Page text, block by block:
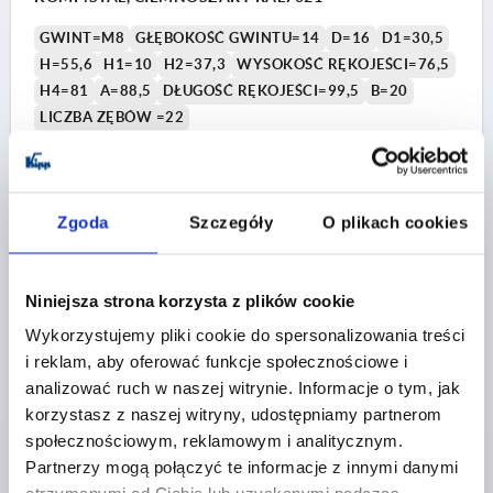
Zgoda Szczegóły O plikach cookies
Niniejsza strona korzysta z plików cookie
Wykorzystujemy pliki cookie do spersonalizowania treści
i reklam, aby oferować funkcje społecznościowe i
analizować ruch w naszej witrynie. Informacje o tym, jak
korzystasz z naszej witryny, udostępniamy partnerom
społecznościowym, reklamowym i analitycznym.
Partnerzy mogą połączyć te informacje z innymi danymi
GWINT=M8 GŁĘBOKOŚĆ GWINTU=14 D=16
D1=30,5
H=55,6
H1=10 H2=37,3
WYSOKOŚĆ RĘKOJEŚCI=76,5
H4=81
A=88,5 DŁUGOŚĆ RĘKOJEŚCI=99,5
B=20
LICZBA ZĘBÓW =22
Nr zamówienia:
plus VAT
plus koszty wysyłki
SZCZEGÓŁY
K0981
REKOJESC NASTAWNA ERGONOMICZNY RO.3 M10